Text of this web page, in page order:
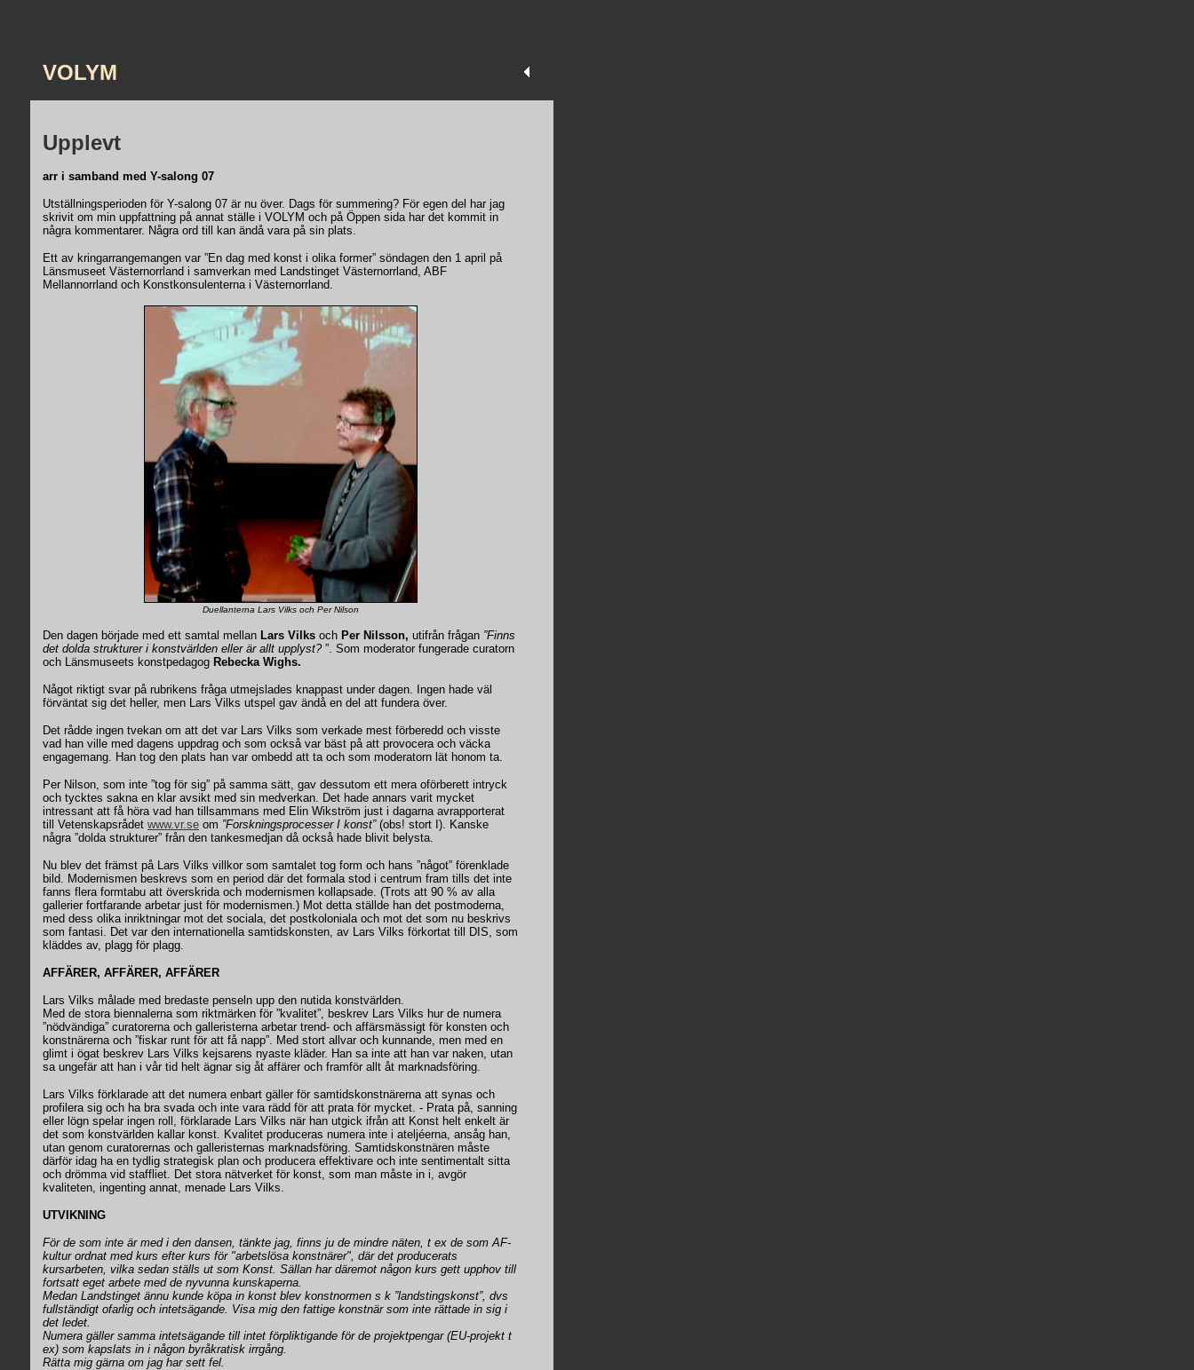
VOLYM
Upplevt
arr i samband med Y-salong 07
Utställningsperioden för Y-salong 07 är nu över. Dags för summering? För egen del har jag
skrivit om min uppfattning på annat ställe i VOLYM och på Öppen sida har det kommit in
några kommentarer. Några ord till kan ändå vara på sin plats.
Ett av kringarrangemangen var ”En dag med konst i olika former” söndagen den 1 april på
Länsmuseet Västernorrland i samverkan med Landstinget Västernorrland, ABF
Mellannorrland och Konstkonsulenterna i Västernorrland.
Duellanterna Lars Vilks och Per Nilson
Den dagen började med ett samtal mellan Lars Vilks och Per Nilsson, utifrån frågan ”Finns
det dolda strukturer i konstvärlden eller är allt upplyst? ”. Som moderator fungerade curatorn
och Länsmuseets konstpedagog Rebecka Wighs.
Något riktigt svar på rubrikens fråga utmejslades knappast under dagen. Ingen hade väl
förväntat sig det heller, men Lars Vilks utspel gav ändå en del att fundera över.
Det rådde ingen tvekan om att det var Lars Vilks som verkade mest förberedd och visste
vad han ville med dagens uppdrag och som också var bäst på att provocera och väcka
engagemang. Han tog den plats han var ombedd att ta och som moderatorn lät honom ta.
Per Nilson, som inte ”tog för sig” på samma sätt, gav dessutom ett mera oförberett intryck
och tycktes sakna en klar avsikt med sin medverkan. Det hade annars varit mycket
intressant att få höra vad han tillsammans med Elin Wikström just i dagarna avrapporterat
till Vetenskapsrådet www.vr.se om ”Forskningsprocesser I konst”(obs! stort I). Kanske
några ”dolda strukturer” från den tankesmedjan då också hade blivit belysta.
Nu blev det främst på Lars Vilks villkor som samtalet tog form och hans ”något” förenklade
bild. Modernismen beskrevs som en period där det formala stod i centrum fram tills det inte
fanns flera formtabu att överskrida och modernismen kollapsade. (Trots att 90 % av alla
gallerier fortfarande arbetar just för modernismen.) Mot detta ställde han det postmoderna,
med dess olika inriktningar mot det sociala, det postkoloniala och mot det som nu beskrivs
som fantasi. Det var den internationella samtidskonsten, av Lars Vilks förkortat till DIS, som
kläddes av, plagg för plagg.
AFFÄRER, AFFÄRER, AFFÄRER
Lars Vilks målade med bredaste penseln upp den nutida konstvärlden.
Med de stora biennalerna som riktmärken för ”kvalitet”, beskrev Lars Vilks hur de numera
”nödvändiga” curatorerna och galleristerna arbetar trend- och affärsmässigt för konsten och
konstnärerna och ”fiskar runt för att få napp”. Med stort allvar och kunnande, men med en
glimt i ögat beskrev Lars Vilks kejsarens nyaste kläder. Han sa inte att han var naken, utan
sa ungefär att han i vår tid helt ägnar sig åt affärer och framför allt åt marknadsföring.
Lars Vilks förklarade att det numera enbart gäller för samtidskonstnärerna att synas och
profilera sig och ha bra svada och inte vara rädd för att prata för mycket. - Prata på, sanning
eller lögn spelar ingen roll, förklarade Lars Vilks när han utgick ifrån att Konst helt enkelt är
det som konstvärlden kallar konst. Kvalitet produceras numera inte i ateljéerna, ansåg han,
utan genom curatorernas och galleristernas marknadsföring. Samtidskonstnären måste
därför idag ha en tydlig strategisk plan och producera effektivare och inte sentimentalt sitta
och drömma vid staffliet. Det stora nätverket för konst, som man måste in i, avgör
kvaliteten, ingenting annat, menade Lars Vilks.
UTVIKNING
För de som inte är med i den dansen, tänkte jag, finns ju de mindre näten, t ex de som AF-
kultur ordnat med kurs efter kurs för "arbetslösa konstnärer", där det producerats
kursarbeten, vilka sedan ställs ut som Konst. Sällan har däremot någon kurs gett upphov till
fortsatt eget arbete med de nyvunna kunskaperna.
Medan Landstinget ännu kunde köpa in konst blev konstnormen s k ”landstingskonst”, dvs
fullständigt ofarlig och intetsägande. Visa mig den fattige konstnär som inte rättade in sig i
det ledet.
Numera gäller samma intetsägande till intet förpliktigande för de projektpengar (EU-projekt t
ex) som kapslats in i någon byråkratisk irrgång.
Rätta mig gärna om jag har sett fel.